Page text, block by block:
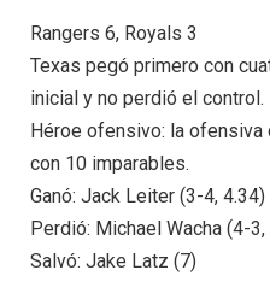
Rangers 6, Royals 3
Texas pegó primero con
inicial y no perdió el control.
Héroe ofensivo: la
con 10 imparables.
Ganó: Jack Leiter (3-4, 4.34)
Perdió: Michael Wacha (4-3,
Salvó: Jake Latz (7)